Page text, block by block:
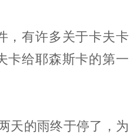
，有许多关于卡夫卡
卡给耶森斯卡的第一
天的雨终于停了，为